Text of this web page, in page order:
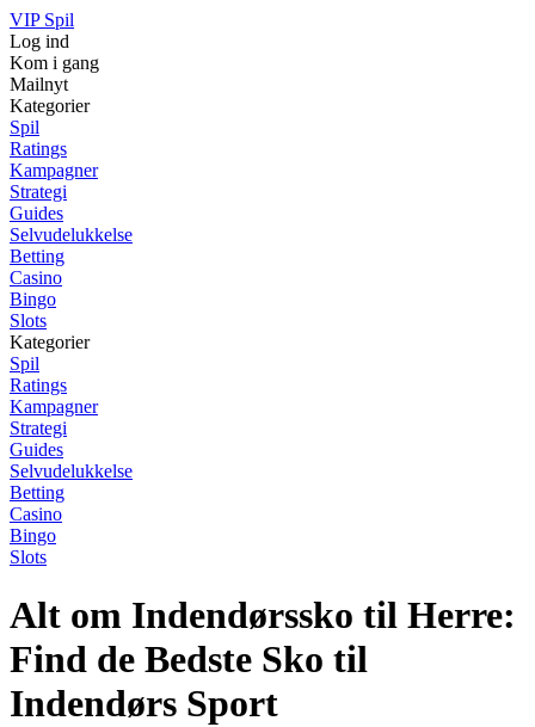
VIP Spil
Log ind
Kom i gang
Mailnyt
Kategorier
Spil
Ratings
Kampagner
Strategi
Guides
Selvudelukkelse
Betting
Casino
Bingo
Slots
Kategorier
Spil
Ratings
Kampagner
Strategi
Guides
Selvudelukkelse
Betting
Casino
Bingo
Slots
Alt om Indendørssko til Herre:
Find de Bedste Sko til
Indendørs Sport